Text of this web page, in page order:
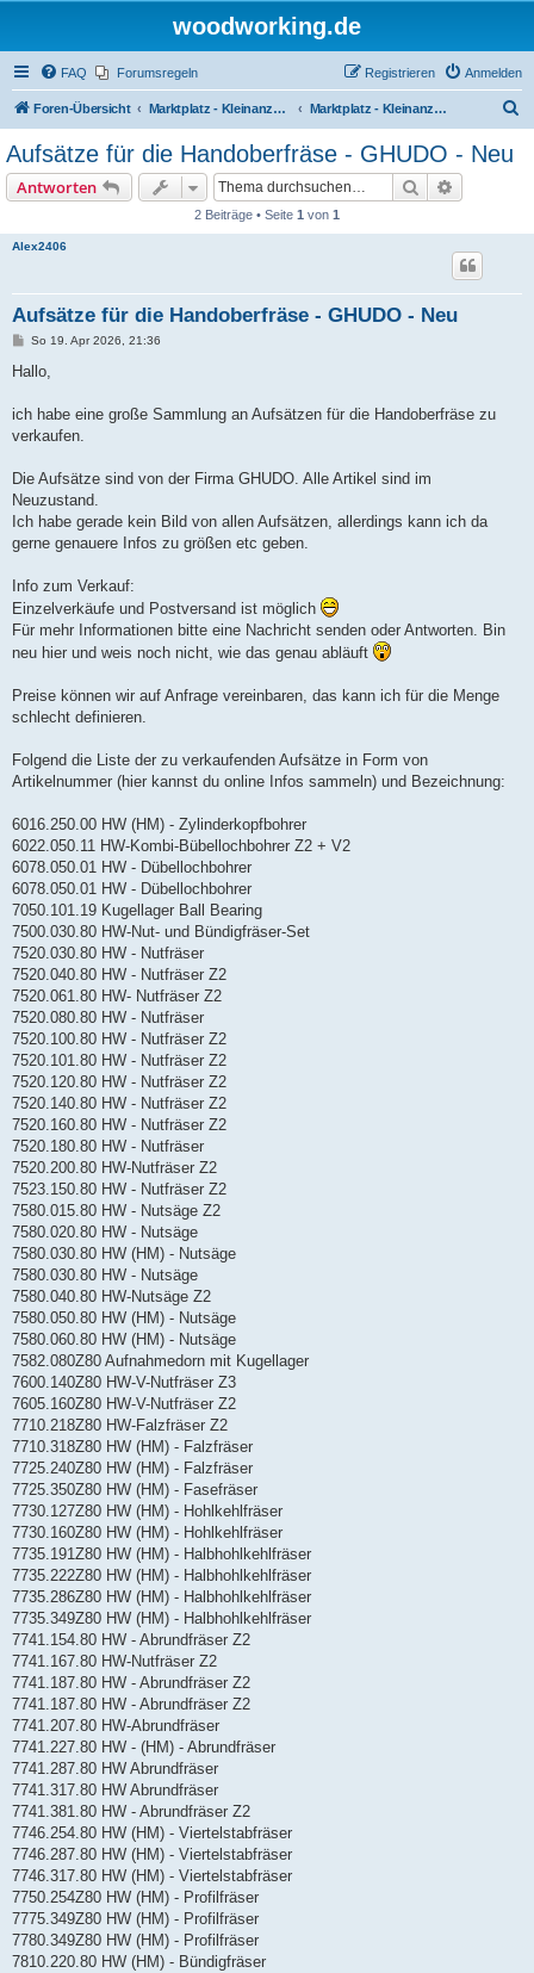
woodworking.de
FAQ Forumsregeln Anmelden
Registrieren
Foren-Übersicht Marktplatz - Kleinanzeigen auf Woodworking.de Marktplatz - Kleinanzeigen
Aufsätze für die Handoberfräse - GHUDO - Neu
Antworten Suche
2 Beiträge • Seite 1 von 1
Alex2406
Aufsätze für die Handoberfräse - GHUDO - Neu
B
i
a
So 19. Apr 2026, 21:36
Hallo,
ich habe eine große Sammlung an Aufsätzen für die Handoberfräse zu
verkaufen.
Die Aufsätze sind von der Firma GHUDO. Alle Artikel sind im
Neuzustand.
Ich habe gerade kein Bild von allen Aufsätzen, allerdings kann ich da
gerne genauere Infos zu größen etc geben.
Info zum Verkauf:
Einzelverkäufe und Postversand ist möglich
Für mehr Informationen bitte eine Nachricht senden oder Antworten. Bin
neu hier und weis noch nicht, wie das genau abläuft
Preise können wir auf Anfrage vereinbaren, das kann ich für die Menge
schlecht definieren.
Folgend die Liste der zu verkaufenden Aufsätze in Form von
Artikelnummer (hier kannst du online Infos sammeln) und Bezeichnung:
6016.250.00 HW (HM) - Zylinderkopfbohrer
6022.050.11 HW-Kombi-Bübellochbohrer Z2 + V2
6078.050.01 HW - Dübellochbohrer
6078.050.01 HW - Dübellochbohrer
7050.101.19 Kugellager Ball Bearing
7500.030.80 HW-Nut- und Bündigfräser-Set
7520.030.80 HW - Nutfräser
7520.040.80 HW - Nutfräser Z2
7520.061.80 HW- Nutfräser Z2
7520.080.80 HW - Nutfräser
7520.100.80 HW - Nutfräser Z2
7520.101.80 HW - Nutfräser Z2
7520.120.80 HW - Nutfräser Z2
7520.140.80 HW - Nutfräser Z2
7520.160.80 HW - Nutfräser Z2
7520.180.80 HW - Nutfräser
7520.200.80 HW-Nutfräser Z2
7523.150.80 HW - Nutfräser Z2
7580.015.80 HW - Nutsäge Z2
7580.020.80 HW - Nutsäge
7580.030.80 HW (HM) - Nutsäge
7580.030.80 HW - Nutsäge
7580.040.80 HW-Nutsäge Z2
7580.050.80 HW (HM) - Nutsäge
7580.060.80 HW (HM) - Nutsäge
7582.080Z80 Aufnahmedorn mit Kugellager
7600.140Z80 HW-V-Nutfräser Z3
7605.160Z80 HW-V-Nutfräser Z2
7710.218Z80 HW-Falzfräser Z2
7710.318Z80 HW (HM) - Falzfräser
7725.240Z80 HW (HM) - Falzfräser
7725.350Z80 HW (HM) - Fasefräser
7730.127Z80 HW (HM) - Hohlkehlfräser
7730.160Z80 HW (HM) - Hohlkehlfräser
7735.191Z80 HW (HM) - Halbhohlkehlfräser
7735.222Z80 HW (HM) - Halbhohlkehlfräser
7735.286Z80 HW (HM) - Halbhohlkehlfräser
7735.349Z80 HW (HM) - Halbhohlkehlfräser
7741.154.80 HW - Abrundfräser Z2
7741.167.80 HW-Nutfräser Z2
7741.187.80 HW - Abrundfräser Z2
7741.187.80 HW - Abrundfräser Z2
7741.207.80 HW-Abrundfräser
7741.227.80 HW - (HM) - Abrundfräser
7741.287.80 HW Abrundfräser
7741.317.80 HW Abrundfräser
7741.381.80 HW - Abrundfräser Z2
7746.254.80 HW (HM) - Viertelstabfräser
7746.287.80 HW (HM) - Viertelstabfräser
7746.317.80 HW (HM) - Viertelstabfräser
7750.254Z80 HW (HM) - Profilfräser
7775.349Z80 HW (HM) - Profilfräser
7780.349Z80 HW (HM) - Profilfräser
7810.220.80 HW (HM) - Bündigfräser